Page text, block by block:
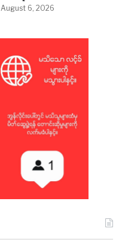
August 6, 2026